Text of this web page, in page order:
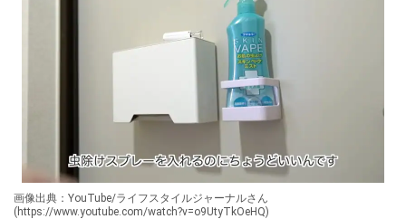
画像出典：YouTube/ライフスタイルジャーナルさん
(https://www.youtube.com/watch?v=o9UtyTkOeHQ)